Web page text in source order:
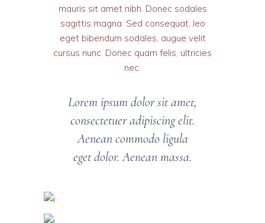
mauris sit amet nibh. Donec sodales
sagittis magna. Sed consequat, leo
eget bibendum sodales, augue velit
cursus nunc. Donec quam felis, ultricies
nec.
Lorem ipsum dolor sit amet,
consectetuer adipiscing elit.
Aenean commodo ligula
eget dolor. Aenean massa.